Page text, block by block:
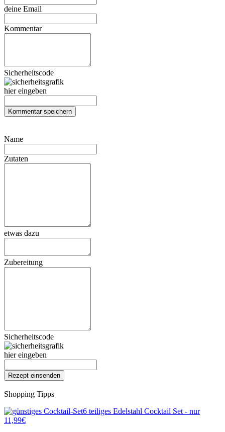
deine Email
Kommentar
Sicherheitscode
hier eingeben
Name
Zutaten
etwas dazu
Zubereitung
Sicherheitscode
hier eingeben
Shopping Tipps
6 teiliges Edelstahl Cocktail Set - nur
11,99€